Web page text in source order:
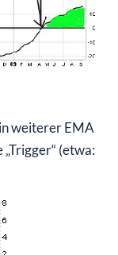
weiterer EMA
(etwa: